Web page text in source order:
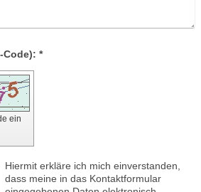
Captcha (Spam-Schutz-Code): *
ein
Hiermit erkläre ich mich einverstanden,
dass meine in das Kontaktformular